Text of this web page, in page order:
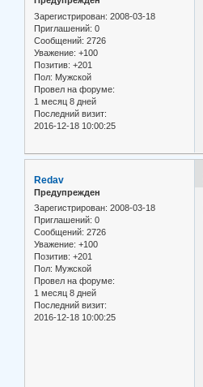
Зарегистрирован: 2008-03-18
Приглашений: 0
Сообщений: 2726
Уважение: +100
Позитив: +201
Пол: Мужской
Провел на форуме:
1 месяц 8 дней
Последний визит:
2016-12-18 10:00:25
Redav
Предупрежден
Зарегистрирован: 2008-03-18
Приглашений: 0
Сообщений: 2726
Уважение: +100
Позитив: +201
Пол: Мужской
Провел на форуме:
1 месяц 8 дней
Последний визит:
2016-12-18 10:00:25